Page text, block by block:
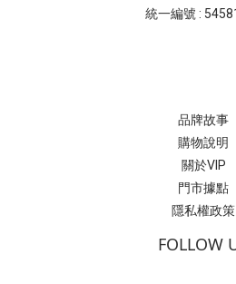
統一編號 :
品牌故事
購物說明
關於VIP
門市據點
隱私權政策
FOLLOW